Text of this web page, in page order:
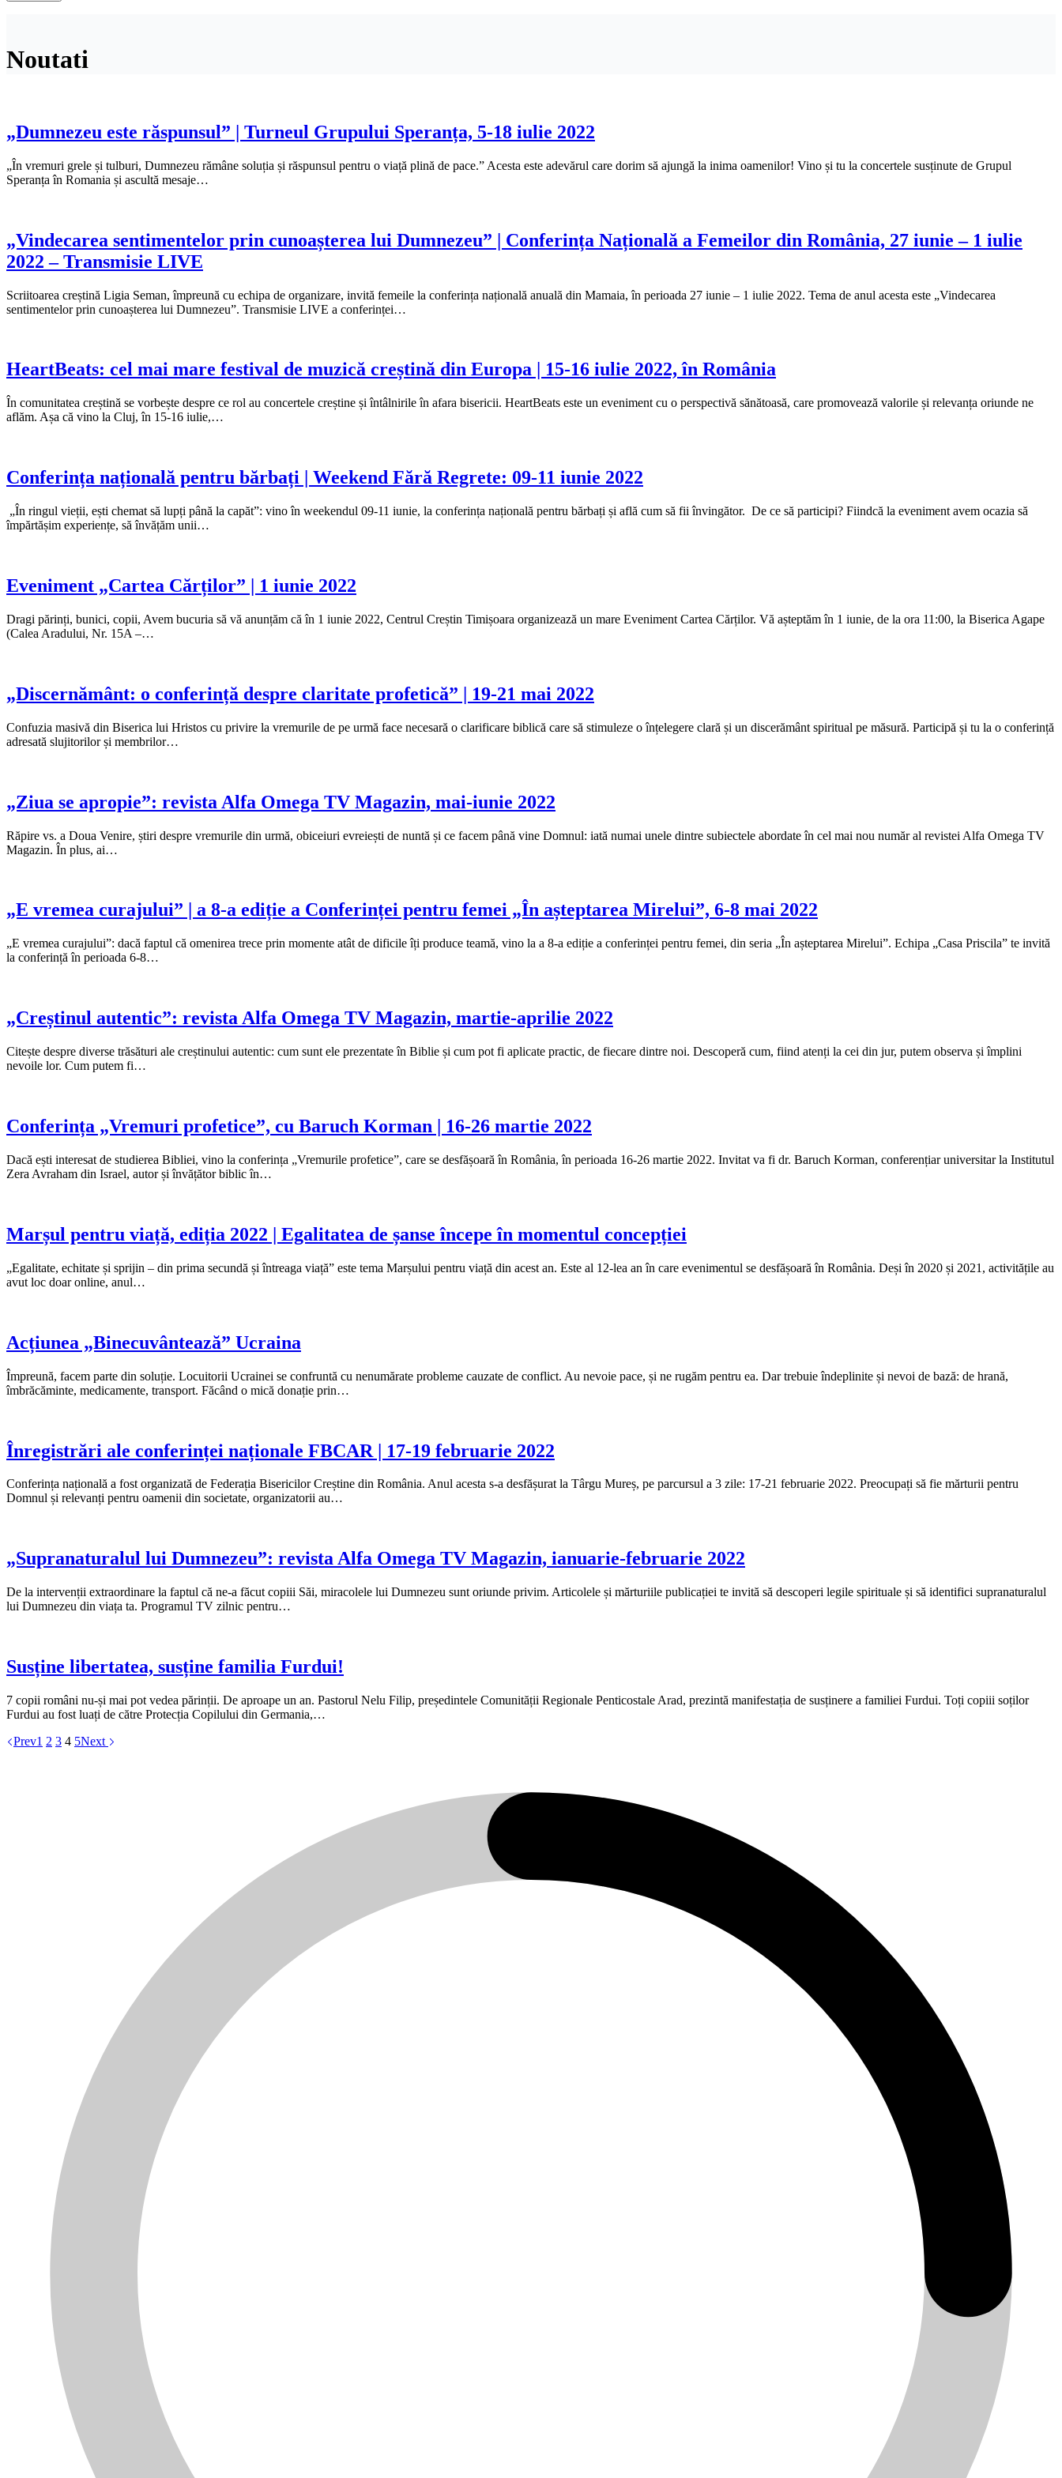
Noutati
„Dumnezeu este răspunsul” | Turneul Grupului Speranța, 5-18 iulie 2022
„În vremuri grele și tulburi, Dumnezeu rămâne soluția și răspunsul pentru o viață plină de pace.” Acesta este adevărul care dorim să ajungă la inima oamenilor! Vino și tu la concertele susținute de Grupul
Speranța în Romania și ascultă mesaje…
„Vindecarea sentimentelor prin cunoașterea lui Dumnezeu” | Conferința Națională a Femeilor din România, 27 iunie – 1 iulie
2022 – Transmisie LIVE
Scriitoarea creștină Ligia Seman, împreună cu echipa de organizare, invită femeile la conferința națională anuală din Mamaia, în perioada 27 iunie – 1 iulie 2022. Tema de anul acesta este „Vindecarea
sentimentelor prin cunoașterea lui Dumnezeu”. Transmisie LIVE a conferinței…
HeartBeats: cel mai mare festival de muzică creștină din Europa | 15-16 iulie 2022, în România
În comunitatea creștină se vorbește despre ce rol au concertele creștine și întâlnirile în afara bisericii. HeartBeats este un eveniment cu o perspectivă sănătoasă, care promovează valorile și relevanța oriunde ne
aflăm. Așa că vino la Cluj, în 15-16 iulie,…
Conferința națională pentru bărbați | Weekend Fără Regrete: 09-11 iunie 2022
„În ringul vieții, ești chemat să lupți până la capăt”: vino în weekendul 09-11 iunie, la conferința națională pentru bărbați și află cum să fii învingător. De ce să participi? Fiindcă la eveniment avem ocazia să
împărtășim experiențe, să învățăm unii…
Eveniment „Cartea Cărților” | 1 iunie 2022
Dragi părinți, bunici, copii, Avem bucuria să vă anunțăm că în 1 iunie 2022, Centrul Creștin Timișoara organizează un mare Eveniment Cartea Cărților. Vă așteptăm în 1 iunie, de la ora 11:00, la Biserica Agape
(Calea Aradului, Nr. 15A –…
„Discernământ: o conferință despre claritate profetică” | 19-21 mai 2022
Confuzia masivă din Biserica lui Hristos cu privire la vremurile de pe urmă face necesară o clarificare biblică care să stimuleze o înțelegere clară și un discerământ spiritual pe măsură. Participă și tu la o conferință
adresată slujitorilor și membrilor…
„Ziua se apropie”: revista Alfa Omega TV Magazin, mai-iunie 2022
Răpire vs. a Doua Venire, știri despre vremurile din urmă, obiceiuri evreiești de nuntă și ce facem până vine Domnul: iată numai unele dintre subiectele abordate în cel mai nou număr al revistei Alfa Omega TV
Magazin. În plus, ai…
„E vremea curajului” | a 8-a ediție a Conferinței pentru femei „În așteptarea Mirelui”, 6-8 mai 2022
„E vremea curajului”: dacă faptul că omenirea trece prin momente atât de dificile îți produce teamă, vino la a 8-a ediție a conferinței pentru femei, din seria „În așteptarea Mirelui”. Echipa „Casa Priscila” te invită
la conferință în perioada 6-8…
„Creștinul autentic”: revista Alfa Omega TV Magazin, martie-aprilie 2022
Citește despre diverse trăsături ale creștinului autentic: cum sunt ele prezentate în Biblie și cum pot fi aplicate practic, de fiecare dintre noi. Descoperă cum, fiind atenți la cei din jur, putem observa și împlini
nevoile lor. Cum putem fi…
Conferința „Vremuri profetice”, cu Baruch Korman | 16-26 martie 2022
Dacă ești interesat de studierea Bibliei, vino la conferința „Vremurile profetice”, care se desfășoară în România, în perioada 16-26 martie 2022. Invitat va fi dr. Baruch Korman, conferențiar universitar la Institutul
Zera Avraham din Israel, autor și învățător biblic în…
Marșul pentru viață, ediția 2022 | Egalitatea de șanse începe în momentul concepției
„Egalitate, echitate și sprijin – din prima secundă și întreaga viață” este tema Marșului pentru viață din acest an. Este al 12-lea an în care evenimentul se desfășoară în România. Deși în 2020 și 2021, activitățile au
avut loc doar online, anul…
Acțiunea „Binecuvântează” Ucraina
Împreună, facem parte din soluție. Locuitorii Ucrainei se confruntă cu nenumărate probleme cauzate de conflict. Au nevoie pace, și ne rugăm pentru ea. Dar trebuie îndeplinite și nevoi de bază: de hrană,
îmbrăcăminte, medicamente, transport. Făcând o mică donație prin…
Înregistrări ale conferinței naționale FBCAR | 17-19 februarie 2022
Conferința națională a fost organizată de Federația Bisericilor Creștine din România. Anul acesta s-a desfășurat la Târgu Mureș, pe parcursul a 3 zile: 17-21 februarie 2022. Preocupați să fie mărturii pentru
Domnul și relevanți pentru oamenii din societate, organizatorii au…
„Supranaturalul lui Dumnezeu”: revista Alfa Omega TV Magazin, ianuarie-februarie 2022
De la intervenții extraordinare la faptul că ne-a făcut copiii Săi, miracolele lui Dumnezeu sunt oriunde privim. Articolele și mărturiile publicației te invită să descoperi legile spirituale și să identifici supranaturalul
lui Dumnezeu din viața ta. Programul TV zilnic pentru…
Susține libertatea, susține familia Furdui!
7 copii români nu-și mai pot vedea părinții. De aproape un an. Pastorul Nelu Filip, președintele Comunității Regionale Penticostale Arad, prezintă manifestația de susținere a familiei Furdui. Toți copiii soților
Furdui au fost luați de către Protecția Copilului din Germania,…
Prev1 2 3 4 5Next